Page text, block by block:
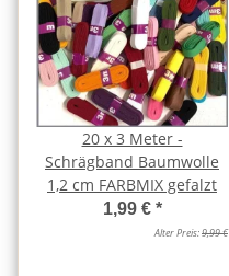
20 x 3 Meter -
Schrägband Baumwolle
1,2 cm FARBMIX gefalzt
1,99 € *
Alter Preis:9,99 €